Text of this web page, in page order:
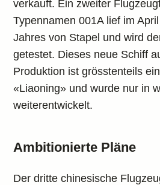
verkauft. Ein zweiter
Typennamen 001A lief im
Jahres von Stapel und wird
getestet. Dieses neue Schiff
Produktion ist grösstenteils
«Liaoning» und wurde nur in
weiterentwickelt.
Ambitionierte Pläne
Der dritte chinesische